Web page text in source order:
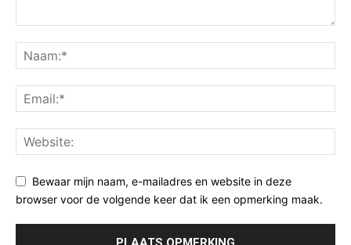
Bewaar mijn naam, e-mailadres en website in deze
browser voor de volgende keer dat ik een opmerking maak.